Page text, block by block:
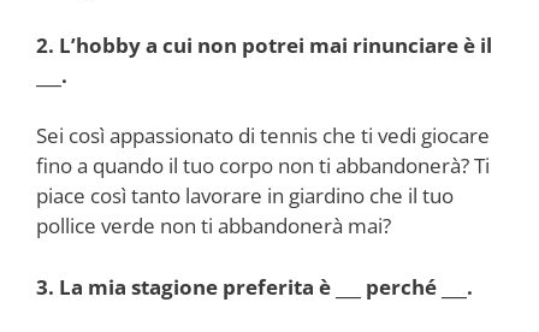
2. L’hobby a cui non potrei mai rinunciare è il
___.
Sei così appassionato di tennis che ti vedi giocare
fino a quando il tuo corpo non ti abbandonerà? Ti
piace così tanto lavorare in giardino che il tuo
pollice verde non ti abbandonerà mai?
3. La mia stagione preferita è ___ perché ___.